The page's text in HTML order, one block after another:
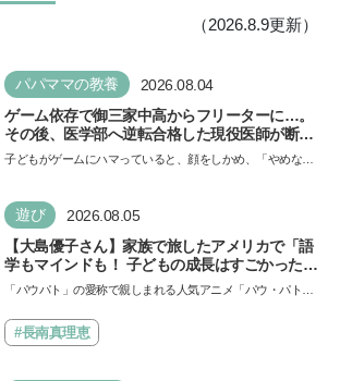
（2026.8.9更新）
パパママの教養 2026.08.04
ゲーム依存で御三家中高からフリーターに…。
その後、医学部へ逆転合格した現役医師が断言
「ゲームの経験が受験勉強に役立った」そう考
子どもがゲームにハマっていると、顔をしかめ、「やめなさ
い…
遊び 2026.08.05
【大島優子さん】家族で旅したアメリカで「語
学もマインドも！ 子どもの成長はすごかった」
声優をつとめた映画『パウ・パトロール ザ・ダ
できると子どもに知ってほしい
「パウパト」の愛称で親しまれる人気アニメ「パウ・パトロ
ザ…#長南真理恵